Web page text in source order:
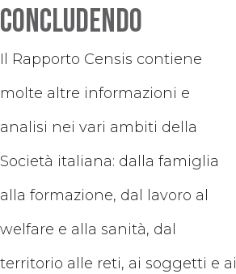
Concludendo
Il Rapporto Censis contiene
molte altre informazioni e
analisi nei vari ambiti della
Società italiana: dalla famiglia
alla formazione, dal lavoro al
welfare e alla sanità, dal
territorio alle reti, ai soggetti e ai